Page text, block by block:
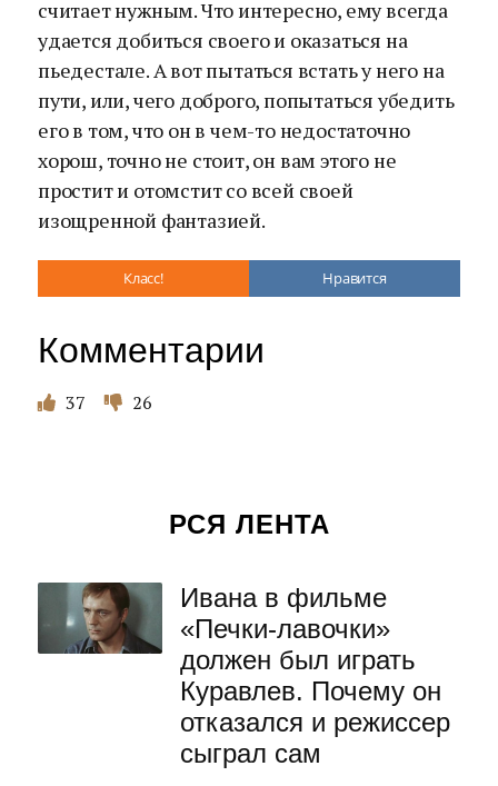
считает нужным. Что интересно, ему всегда
удается добиться своего и оказаться на
пьедестале. А вот пытаться встать у него на
пути, или, чего доброго, попытаться убедить
его в том, что он в чем-то недостаточно
хорош, точно не стоит, он вам этого не
простит и отомстит со всей своей
изощренной фантазией.
Класс! Нравится
Комментарии
37 26
РСЯ ЛЕНТА
Ивана в фильме
«Печки-лавочки»
должен был играть
Куравлев. Почему он
отказался и режиссер
сыграл сам